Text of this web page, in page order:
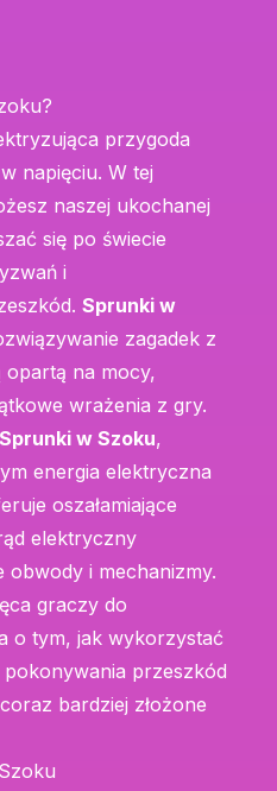
przygoda
napięciu. W tej
naszej ukochanej
się po świecie
i
Sprunki w
zagadek z
opartą na mocy,
wrażenia z gry.
Sprunki w Szoku,
energia elektryczna
oszałamiające
elektryczny
obwody i mechanizmy.
graczy do
o tym, jak wykorzystać
przeszkód
bardziej złożone